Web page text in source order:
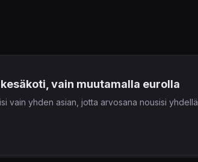
vain muutamalla eurolla
vain yhden asian, jotta arvosana nousisi